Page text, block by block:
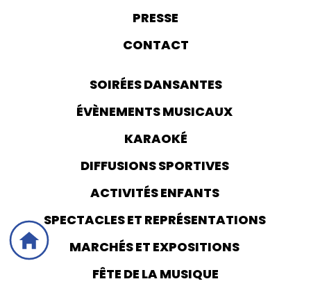
PRESSE
CONTACT
SOIRÉES DANSANTES
ÉVÈNEMENTS MUSICAUX
KARAOKÉ
DIFFUSIONS SPORTIVES
ACTIVITÉS ENFANTS
SPECTACLES ET REPRÉSENTATIONS
MARCHÉS ET EXPOSITIONS
FÊTE DE LA MUSIQUE